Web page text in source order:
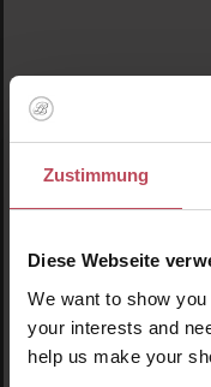
Zustimmung
Diese Webseite
We want to show
your interests and
help us make your
Produktgalerie
Ähnliche